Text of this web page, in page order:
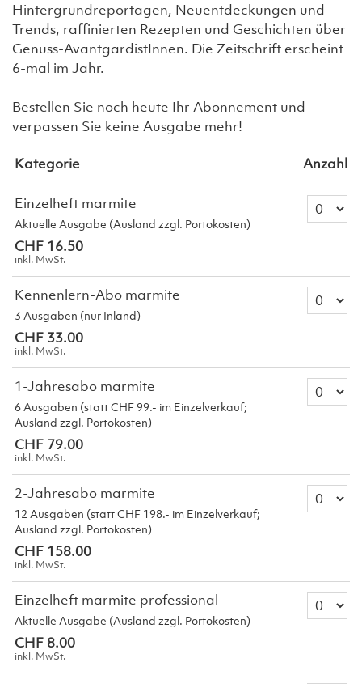
Hintergrundreportagen, Neuentdeckungen und
Trends, raffinierten Rezepten und Geschichten über
Genuss-AvantgardistInnen. Die Zeitschrift erscheint
6-mal im Jahr.
Bestellen Sie noch heute Ihr Abonnement und
verpassen Sie keine Ausgabe mehr!
Kategorie Anzahl
Einzelheft marmite
Aktuelle Ausgabe (Ausland zzgl. Portokosten)
CHF 16.50
inkl. MwSt.
Anzahl
Kennenlern-Abo marmite
3 Ausgaben (nur Inland)
CHF 33.00
inkl. MwSt.
Anzahl
1-Jahresabo marmite
6 Ausgaben (statt CHF 99.- im Einzelverkauf;
Ausland zzgl. Portokosten)
CHF 79.00
inkl. MwSt.
Anzahl
2-Jahresabo marmite
12 Ausgaben (statt CHF 198.- im Einzelverkauf;
Ausland zzgl. Portokosten)
CHF 158.00
inkl. MwSt.
Anzahl
Einzelheft marmite professional
Aktuelle Ausgabe (Ausland zzgl. Portokosten)
CHF 8.00
inkl. MwSt.
Anzahl